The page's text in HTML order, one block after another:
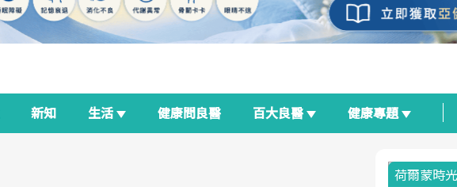
新知 生活 健康問良醫 百大良醫 健康專題
荷爾蒙時